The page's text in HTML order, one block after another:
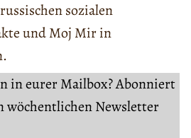
sozialen
und Moj Mir in
in eurer Mailbox? Abonniert
wöchentlichen Newsletter